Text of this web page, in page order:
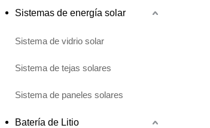
Sistemas de energía solar
Sistema de vidrio solar
Sistema de tejas solares
Sistema de paneles solares
Batería de Litio